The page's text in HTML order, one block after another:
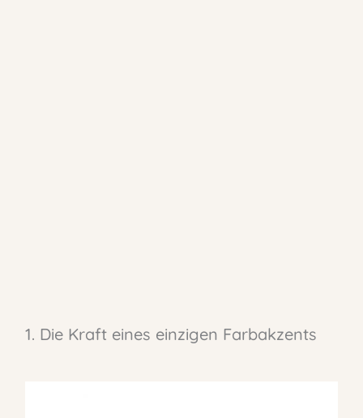
1. Die Kraft eines einzigen Farbakzents